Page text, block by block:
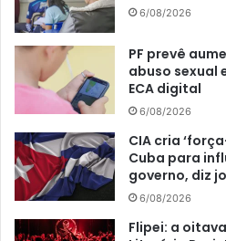
6/08/2026
PF prevê
abuso sexual
ECA digital
6/08/2026
CIA cria
Cuba para
governo, diz
6/08/2026
Flipei: a